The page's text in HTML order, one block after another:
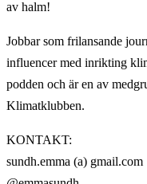
av halm!
Jobbar som frilansande
influencer med inrikting
podden och är en av
Klimatklubben.
KONTAKT:
sundh.emma (a) gmail.com